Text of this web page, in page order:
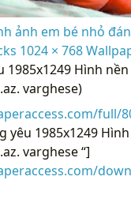
ảnh em bé nhỏ
1024 × 768
1985x1249 Hình
varghese)
full/
yêu 1985x1249
varghese “]